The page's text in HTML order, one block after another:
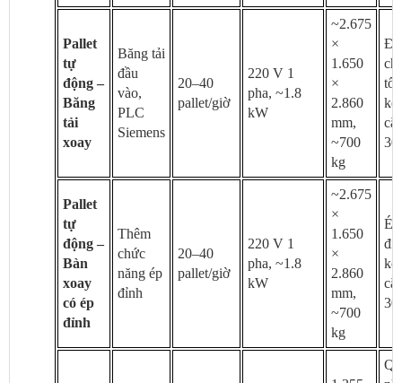
Pallet
tự
động –
Băng
tải
xoay
Băng tải
đầu
vào,
PLC
Siemens
20–40
pallet/giờ
220 V 1
pha, ~1.8
kW
~2.675
×
1.650
×
2.860
mm,
~700
kg
Pallet
tự
động –
Bàn
xoay
có ép
đỉnh
Thêm
chức
năng ép
đỉnh
20–40
pallet/giờ
220 V 1
pha, ~1.8
kW
~2.675
×
1.650
×
2.860
mm,
~700
kg
Ép